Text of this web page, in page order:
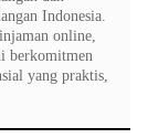
Indonesia.
online,
berkomitmen
yang praktis,